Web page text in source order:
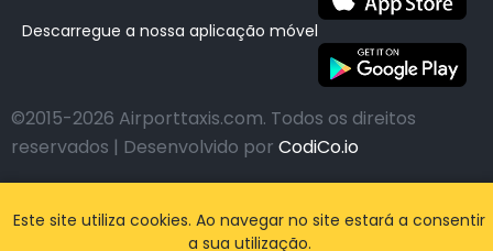
Descarregue a nossa aplicação móvel
©2015-2026 Airporttaxis.com. Todos os direitos
reservados | Desenvolvido por CodiCo.io
Este site utiliza cookies. Ao navegar no site estará a consentir
a sua utilização.